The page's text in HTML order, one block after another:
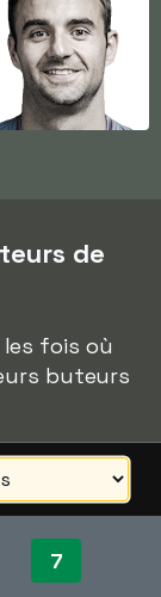
de
fois où
buteurs
7